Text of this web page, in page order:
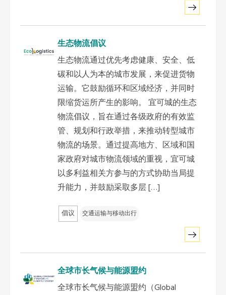
南亚秘书处
东南亚秘书处
生态物流倡议
生态物流通过优先考虑健康、安全、低
碳和以人为本的城市发展，来促进货物
运输。它鼓励循环和区域经济，并同时
限缩货运所产生的影响。 宜可城的生态
物流倡议，旨在通过各级政府的有效监
管、规划和行政举措，来推动转型城市
物流的场景。通过提高地方、区域和国
家政府对城市物流领域的重视，宜可城
以多利益相关方参与的方式协助当局提
升能力，并鼓励采取多层 […]
倡议 交通运输与移动出行
全球市长气候与能源盟约
全球市长气候与能源盟约（Global